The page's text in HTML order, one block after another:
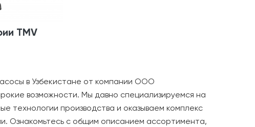
TMV
в Узбекистане от компании ООО
возможности. Мы давно специализируемся на
технологии производства и оказываем комплекс
Ознакомьтесь с общим описанием ассортимента,